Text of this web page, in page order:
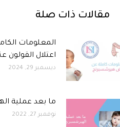
مقالات ذات صلة
المعلومات
اعتلال القولون
ديسمبر 29, 2024
ما بعد عملية
نوفمبر 27, 2022